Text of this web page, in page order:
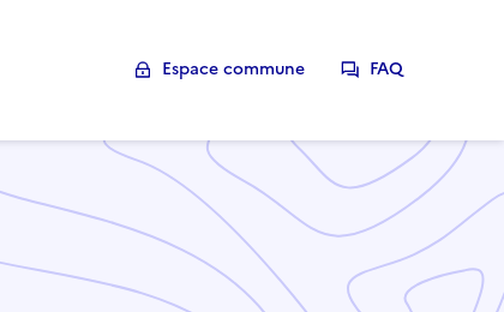
Espace commune FAQ